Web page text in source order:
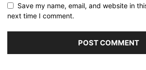
Save my name, email, and website in
next time I comment.